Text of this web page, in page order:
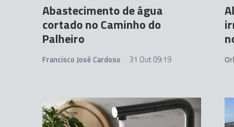
Abastecimento de água
cortado no Caminho do
Palheiro
Francisco José Cardoso 31 Out 09:19